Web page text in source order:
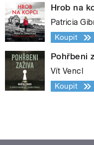
Hrob na
Patricia
Koupit
Pohřbeni
Vít Vencl
Koupit